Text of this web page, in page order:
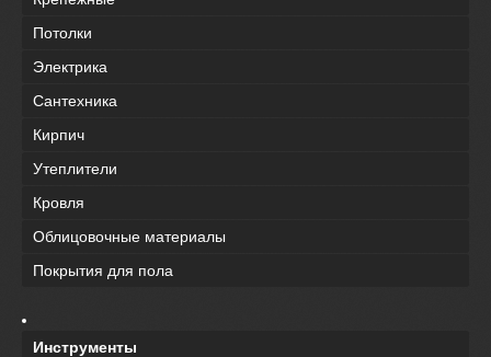
Потолки
Электрика
Сантехника
Кирпич
Утеплители
Кровля
Облицовочные материалы
Покрытия для пола
Инструменты